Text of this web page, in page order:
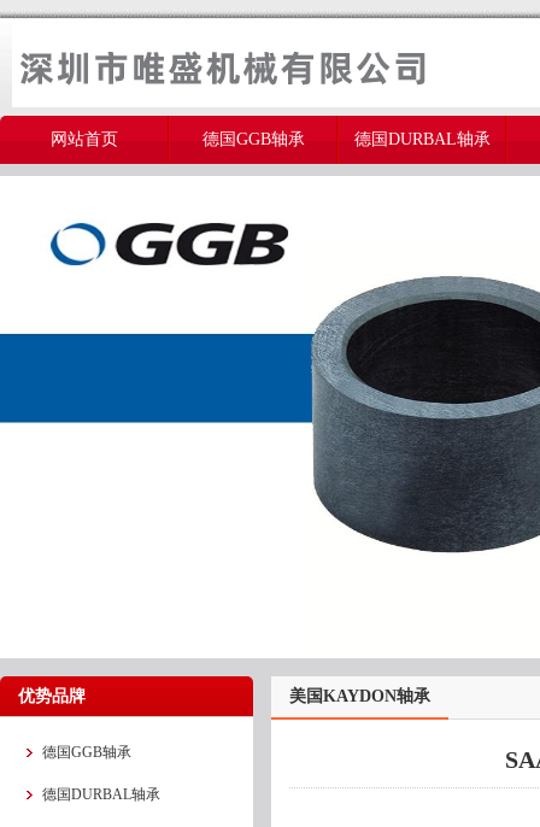
网站首页 德国GGB轴承 德国DURBAL轴承
优势品牌
德国GGB轴承
德国DURBAL轴承
美国KAYDON轴承